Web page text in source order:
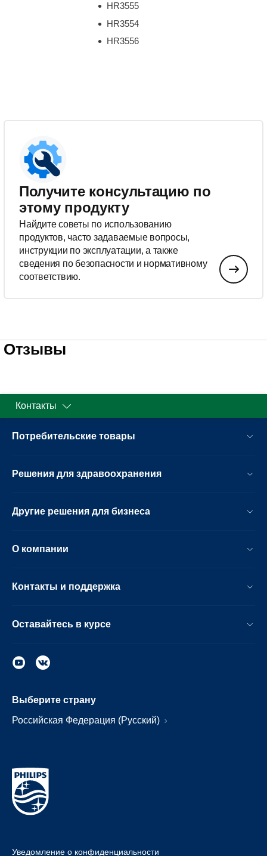
HR3555
HR3554
HR3556
Получите консультацию по
этому продукту
Найдите советы по использованию
продуктов, часто задаваемые вопросы,
инструкции по эксплуатации, а также
сведения по безопасности и нормативному
соответствию.
Отзывы
Контакты
Потребительские товары
Решения для здравоохранения
Другие решения для бизнеса
О компании
Контакты и поддержка
Оставайтесь в курсе
Выберите страну
Российская Федерация (Русский)
Уведомление о конфиденциальности